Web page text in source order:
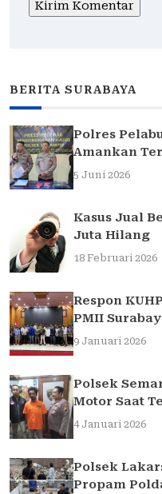
BERITA SURABAYA
Polres
Amankan
Traffic Light
5 Juni 2026
Kasus Jual
Juta Hilang
18 Februari 2026
Respon
PMII
Sarasehan
9 Januari 2026
Polsek
Motor Saat
4 Januari 2026
Polsek
Propam